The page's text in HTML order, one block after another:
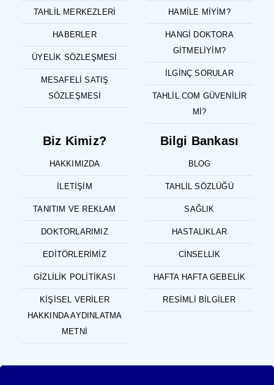
TAHLIL MERKEZLERI
HABERLER
ÜYELIK SÖZLEŞMESI
MESAFELI SATIŞ
SÖZLEŞMESI
HAMILE MIYIM?
HANGI DOKTORA
GITMELIYIM?
İLGINÇ SORULAR
TAHLIL.COM GÜVENILIR
MI?
Biz Kimiz?
HAKKIMIZDA
İLETIŞIM
TANITIM VE REKLAM
DOKTORLARIMIZ
EDITÖRLERIMIZ
GIZLILIK POLITIKASI
KIŞISEL VERILER
HAKKINDA AYDINLATMA
METNI
Bilgi Bankası
BLOG
TAHLIL SÖZLÜĞÜ
SAĞLIK
HASTALIKLAR
CINSELLIK
HAFTA HAFTA GEBELIK
RESIMLI BILGILER